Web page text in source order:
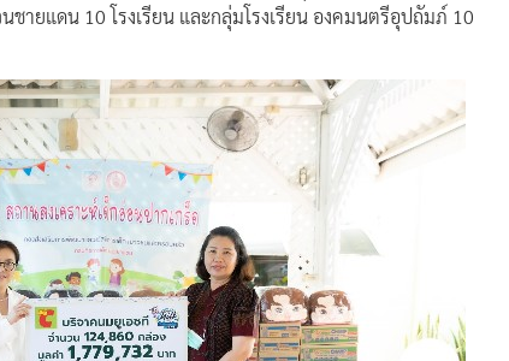
ชายแดน 10 โรงเรียน และกลุ่มโรงเรียน องคมนตรีอุปถัมภ์ 10